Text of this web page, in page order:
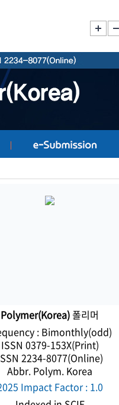
Polymer(Korea)폴리머
: Bimonthly(odd)
ISSN 0379-153X(Print)
2234-8077(Online)
Abbr. Polym. Korea
Impact Factor : 1.0